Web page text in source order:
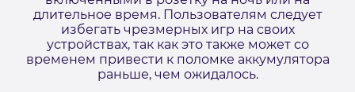
длительное время. Пользователям следует
избегать чрезмерных игр на своих
устройствах, так как это также может со
временем привести к поломке аккумулятора
раньше, чем ожидалось.